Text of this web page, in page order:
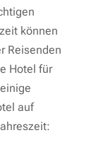
können
Reisenden
Hotel für
auf